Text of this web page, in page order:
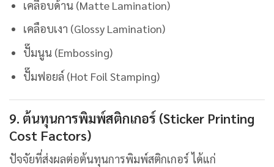
เคลือบด้าน (Matte Lamination)
เคลือบเงา (Glossy Lamination)
ปั๊มนูน (Embossing)
ปั๊มฟอยล์ (Hot Foil Stamping)
9. ต้นทุนการพิมพ์สติกเกอร์ (Sticker Printing
Cost Factors)
ปัจจัยที่ส่งผลต่อต้นทุนการพิมพ์สติกเกอร์ ได้แก่